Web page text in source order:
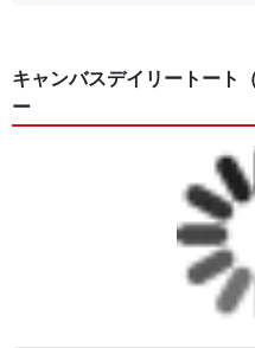
キャンバスデイリートート
ー